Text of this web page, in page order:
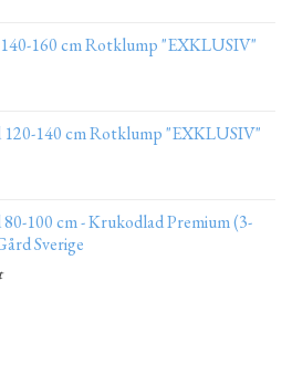
160 cm Rotklump "EXKLUSIV"
120-140 cm Rotklump "EXKLUSIV"
100 cm - Krukodlad Premium (3-
Sverige